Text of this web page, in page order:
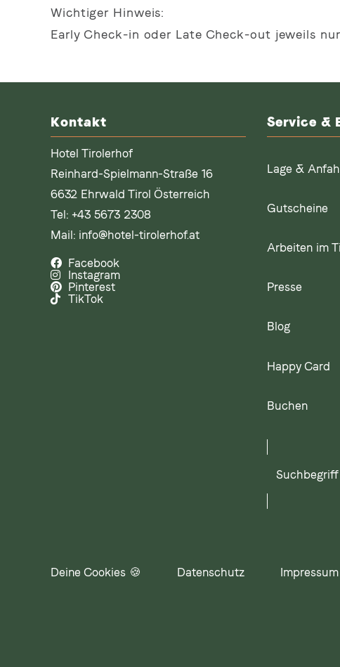
Wichtiger Hinweis:
Early Check-in oder Late Check-out jeweils
Kontakt
Hotel Tirolerhof
Reinhard-Spielmann-Straße 16
6632 Ehrwald Tirol Österreich
Tel: +43 5673 2308
Mail: info@hotel-tirolerhof.at
Facebook
Instagram
Pinterest
TikTok
Service &
Lage &
Gutscheine
Arbeiten im
Presse
Blog
Happy Card
Buchen
Suchbegriff
Deine Cookies 🍪 Datenschutz Impressum